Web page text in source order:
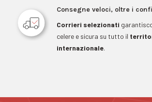
Consegne veloci, oltre i
Corrieri selezionati
celere e sicura su tutto il
internazionale.